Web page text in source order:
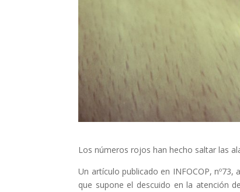
Los números rojos han hecho saltar las
Un artículo publicado en INFOCOP,
que supone el descuido en la atención